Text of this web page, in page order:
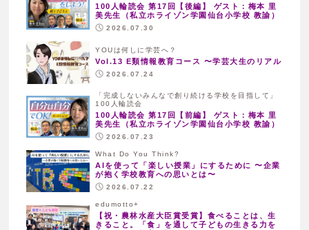
100人輪読会 第17回【後編】 ゲスト：梅本 里
美先生（私立ホライゾン学園仙台小学校 教諭）
2026.07.30
YOUは何しに学芸へ？
Vol.13 E類情報教育コース 〜学芸大生のリアル
2026.07.24
「完成しないみんなで創り続ける学校を目指して」
100人輪読会
100人輪読会 第17回【前編】 ゲスト：梅本 里
美先生（私立ホライゾン学園仙台小学校 教諭）
2026.07.23
What Do You Think?
AIを使って「楽しい授業」にするために 〜企業
が抱く学校教育への思いとは〜
2026.07.22
edumotto+
【祝・農林水産大臣賞受賞】食べることは、生
きること。「食」を通して子どもの生きる力を